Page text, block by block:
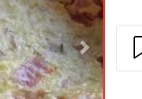
Suivant